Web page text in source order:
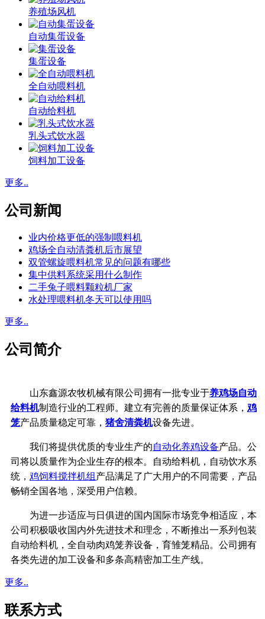
养殖场风机
自动集蛋设备
集蛋设备
全自动喂料机
自动给料机
乳头式饮水器
饲料加工设备
更多..
公司新闻
业内价格更低的强制喂料机
鸡场全自动清粪机后市展望
双管螺旋喂料机常见的问题有哪些
集中供料系统采用什么制作
二手兔子喂料颗粒机厂家
水处理喂料机冬天可以使用吗
更多..
公司简介
山东鑫源农牧机械有限公司拥有一批专业于养鸡场自动
给料机制造行业的工程师。建立有完善的质量保证体系， 鸡
笼产品质量稳定可靠， 猪舍清粪机设备先进。
我们将提供优质的专业生产的自动化养鸡设备产品。公
司将以质量作为企业生存的根本。自动给料机，自动饮水系
统， 鸡饲料搅拌机组 产品满足了广大用户的不同需要，产品
畅销全国各地，深受用户信赖。
为进一步适应与日俱进的国内国际市场竞争相适应，本
公司积极吸收国内外先进技术和理念，不断推出一系列包装
自动给料机，全自动肉鸡笼养设备，育雏笼精品。公司拥有
各类先进的加工设备和多条高精密加工生产线。
更多..
联系方式